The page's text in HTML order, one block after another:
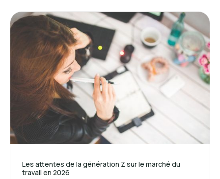
Les attentes de la génération Z sur le marché du
travail en 2026